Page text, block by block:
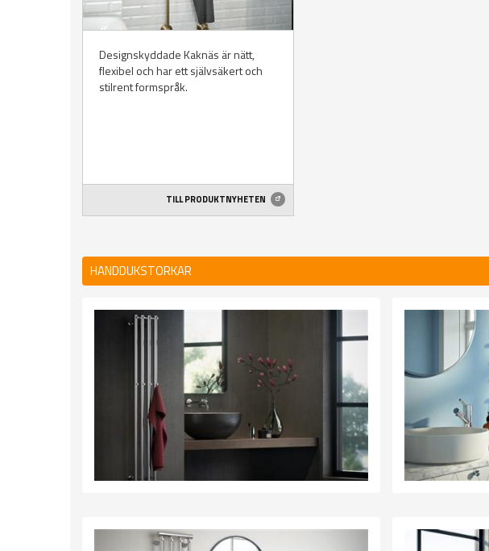
Designskyddade Kaknäs är nätt,
flexibel och har ett självsäkert och
stilrent formspråk.
TILL PRODUKTNYHETEN
HANDDUKSTORKAR